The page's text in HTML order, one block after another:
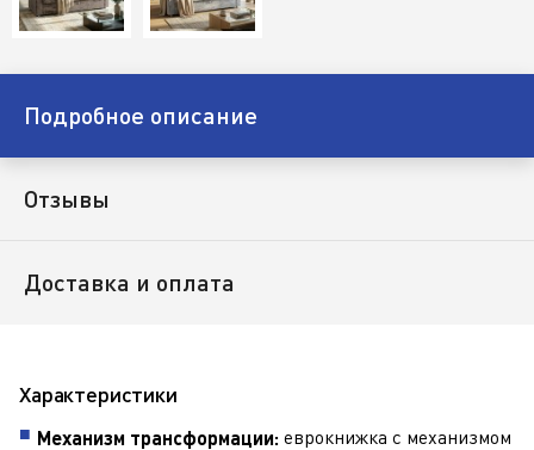
Подробное описание
Отзывы
Доставка и оплата
Характеристики
Механизм трансформации: еврокнижка с механизмом